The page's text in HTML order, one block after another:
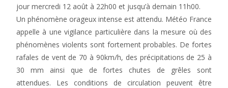
jour mercredi 12 août à 22h00 et jusqu’à demain 11h00.
Un phénomène orageux intense est attendu. Météo France
appelle à une vigilance particulière dans la mesure où des
phénomènes violents sont fortement probables. De fortes
rafales de vent de 70 à 90km/h, des précipitations de 25 à
30 mm ainsi que de fortes chutes de grêles sont
attendues. Les conditions de circulation peuvent être